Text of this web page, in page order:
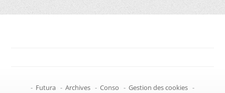
- Futura - Archives - Conso - Gestion des cookies -